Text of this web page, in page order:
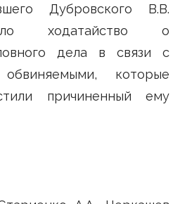
Дубровского В.В.
ходатайство о
дела в связи с
которые
причиненный ему